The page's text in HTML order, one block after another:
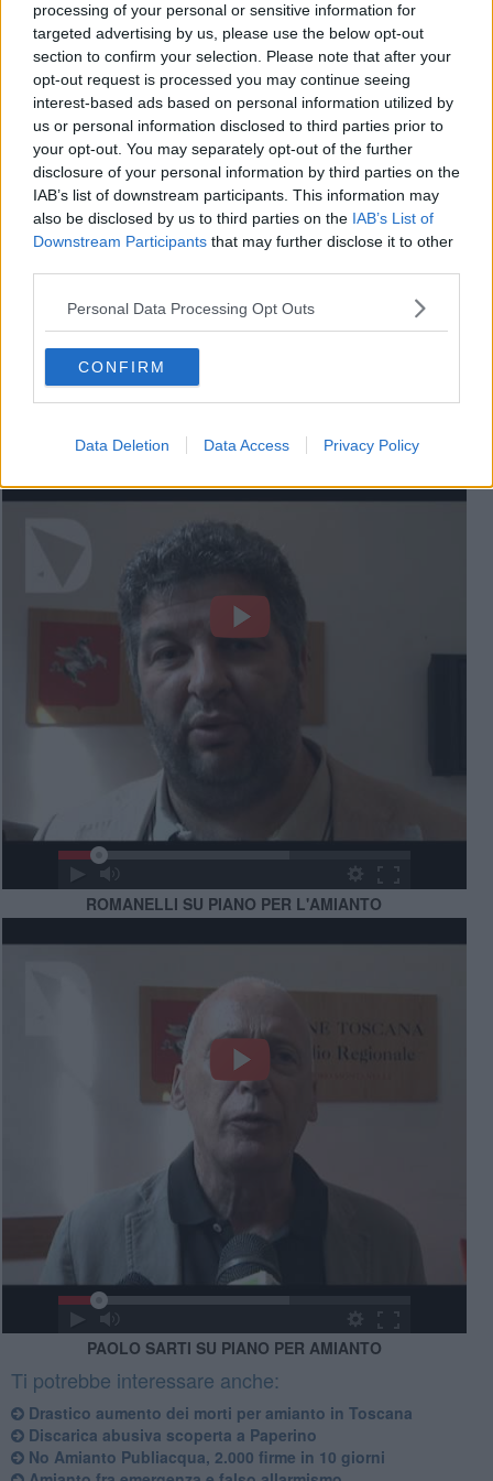
processing of your personal or sensitive information for
targeted advertising by us, please use the below opt-out
section to confirm your selection. Please note that after your
opt-out request is processed you may continue seeing
interest-based ads based on personal information utilized by
us or personal information disclosed to third parties prior to
your opt-out. You may separately opt-out of the further
disclosure of your personal information by third parties on the
IAB’s list of downstream participants. This information may
also be disclosed by us to third parties on the IAB’s List of
Downstream Participants that may further disclose it to other
Personal Data Processing Opt Outs
CONFIRM
Data Deletion Data Access Privacy Policy
L'idea dei consiglieri è quella di reintrodurre uno strumento utile,
comegli incentivi per la rimozione. "Quando a livello nazionale il
Conto Energiaincentivava a rimuovere amianto e a sostituire con
fotovoltaico - ha ricordato lo stesso Romanelli -, la quantità rimossa
in Toscana passò da una media di 17mila tonnellate annue a una
media di 27 mila, quindi un incremento del 60%".
La mozione, firmata anche dal capogruppo Pd Leonardo Marras
approderà in Consiglio tra domani e mercoledì.
Se vuoi leggere le notizie principali della Toscana iscriviti alla
Newsletter QUInews - ToscanaMedia.
alle 20:00 direttamente nella tua casella di posta.
Basta cliccareQUI
Videogallery
ROMANELLI SU PIANO PER L'AMIANTO
PAOLO SARTI SU PIANO PER AMIANTO
Ti potrebbe interessare anche:
Drastico aumento dei morti per amianto in Toscana
Discarica abusiva scoperta a Paperino
No Amianto Publiacqua, 2.000 firme in 10 giorni